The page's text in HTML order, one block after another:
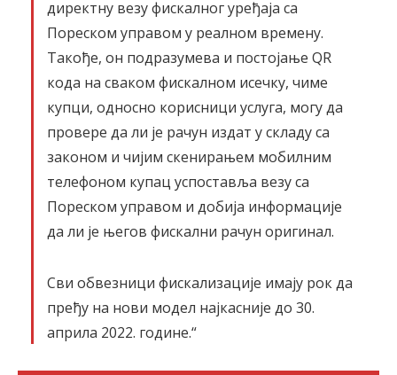
директну везу фискалног уређаја са
Пореском управом у реалном времену.
Такође, он подразумева и постојање QR
кода на сваком фискалном исечку, чиме
купци, односно корисници услуга, могу да
провере да ли је рачун издат у складу са
законом и чијим скенирањем мобилним
телефоном купац успоставља везу са
Пореском управом и добија информације
да ли је његов фискални рачун оригинал.
Сви обвезници фискализације имају рок да
пређу на нови модел најкасније до 30.
априла 2022. године.“